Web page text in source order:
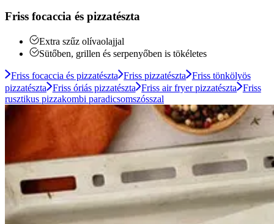
Friss focaccia és pizzatészta
Extra szűz olívaolajjal
Sütőben, grillen és serpenyőben is tökéletes
Friss focaccia és pizzatészta Friss pizzatészta Friss tönkölyös
pizzatészta
Friss óriás pizzatészta Friss air fryer pizzatészta Friss
rusztikus pizzakombi paradicsomszósszal